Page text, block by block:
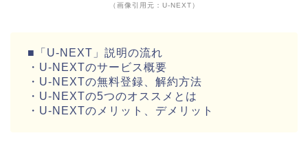
（画像引用元：U-NEXT）
■「U-NEXT」説明の流れ
・U-NEXTのサービス概要
・U-NEXTの無料登録、解約方法
・U-NEXTの5つのオススメとは
・U-NEXTのメリット、デメリット